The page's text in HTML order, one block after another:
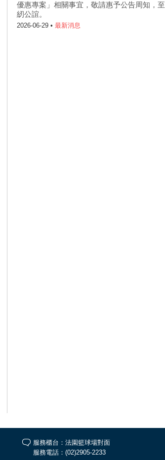
優惠專案」相關事宜，敬請惠予公告周知，至
紉公誼。
2026-06-29 • 最新消息
服務櫃台：法園籃球場對面
服務電話：(02)2905-2233